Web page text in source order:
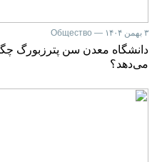
۳ بهمن ۱۴۰۴ — Общество
دانشگاه معدن سن پترزبورگ
می‌دهد؟